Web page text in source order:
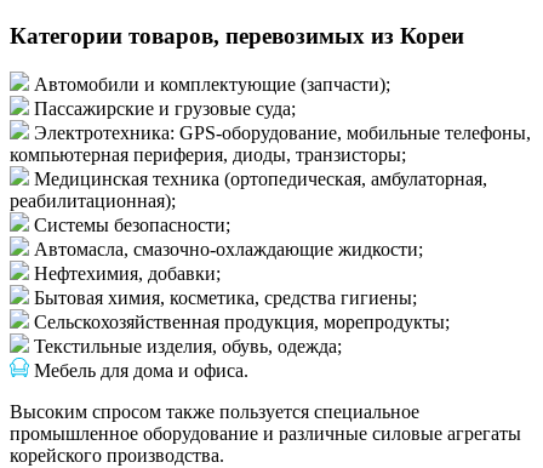
Категории товаров, перевозимых из Кореи
Автомобили и комплектующие (запчасти);
Пассажирские и грузовые суда;
Электротехника: GPS-оборудование, мобильные телефоны,
компьютерная периферия, диоды, транзисторы;
Медицинская техника (ортопедическая, амбулаторная,
реабилитационная);
Системы безопасности;
Автомасла, смазочно-охлаждающие жидкости;
Нефтехимия, добавки;
Бытовая химия, косметика, средства гигиены;
Сельскохозяйственная продукция, морепродукты;
Текстильные изделия, обувь, одежда;
Мебель для дома и офиса.
Высоким спросом также пользуется специальное
промышленное оборудование и различные силовые агрегаты
корейского производства.